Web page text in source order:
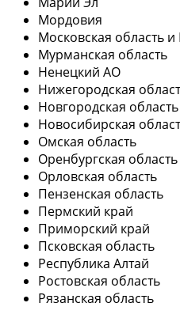
Мордовия
Московская область
Мурманская область
Ненецкий АО
Нижегородская
Новгородская область
Новосибирская
Омская область
Оренбургская область
Орловская область
Пензенская область
Пермский край
Приморский край
Псковская область
Республика Алтай
Ростовская область
Рязанская область